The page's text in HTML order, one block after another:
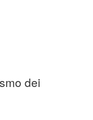
dei